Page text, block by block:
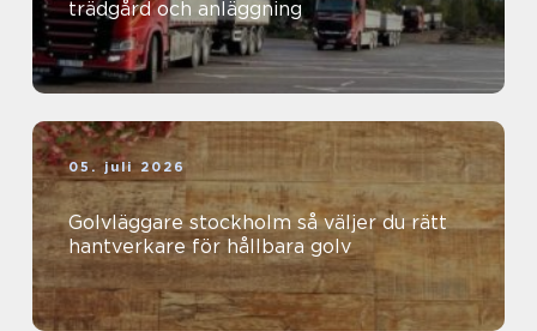
trädgård och anläggning
05. juli 2026
Golvläggare stockholm så väljer du rätt
hantverkare för hållbara golv